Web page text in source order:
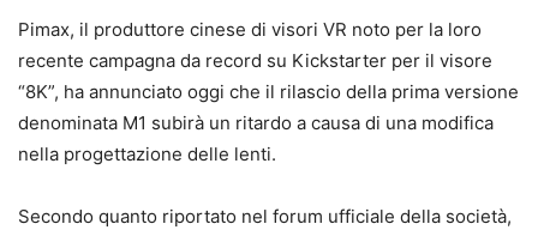
Pimax, il produttore cinese di visori VR noto per la loro
recente campagna da record su Kickstarter per il visore
“8K”, ha annunciato oggi che il rilascio della prima versione
denominata M1 subirà un ritardo a causa di una modifica
nella progettazione delle lenti.
Secondo quanto riportato nel forum ufficiale della società,